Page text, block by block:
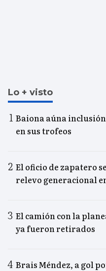
Lo + visto
Baiona aúna
en sus trofeos
El oficio de zapatero
relevo generacional
El camión con la
ya fueron retirados
Brais Méndez, a gol